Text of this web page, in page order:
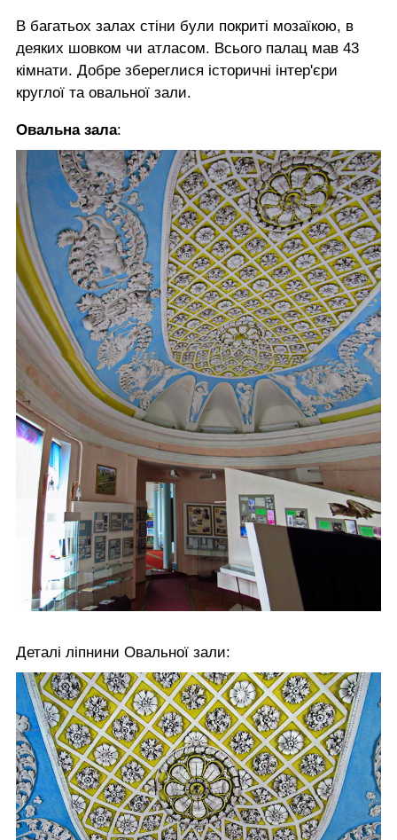
В багатьох залах стіни були покриті мозаїкою, в
деяких шовком чи атласом. Всього палац мав 43
кімнати. Добре збереглися історичні інтер'єри
круглої та овальної зали.
Овальна зала:
Деталі ліпнини Овальної зали: